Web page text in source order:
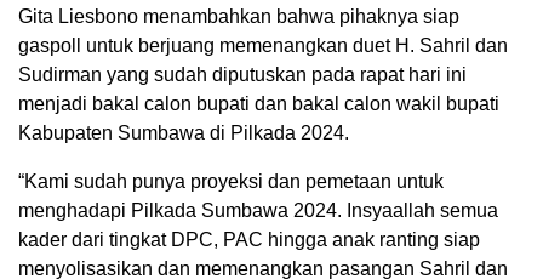
Gita Liesbono menambahkan bahwa pihaknya siap
gaspoll untuk berjuang memenangkan duet H. Sahril dan
Sudirman yang sudah diputuskan pada rapat hari ini
menjadi bakal calon bupati dan bakal calon wakil bupati
Kabupaten Sumbawa di Pilkada 2024.
“Kami sudah punya proyeksi dan pemetaan untuk
menghadapi Pilkada Sumbawa 2024. Insyaallah semua
kader dari tingkat DPC, PAC hingga anak ranting siap
menyolisasikan dan memenangkan pasangan Sahril dan